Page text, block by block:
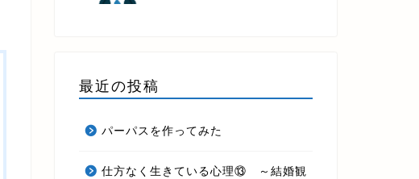
最近の投稿
パーパスを作ってみた
仕方なく生きている心理⑬ ～結婚観